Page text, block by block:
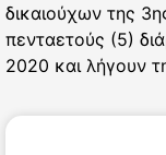
δικαιούχων της
πενταετούς (5)
2020 και λήγουν